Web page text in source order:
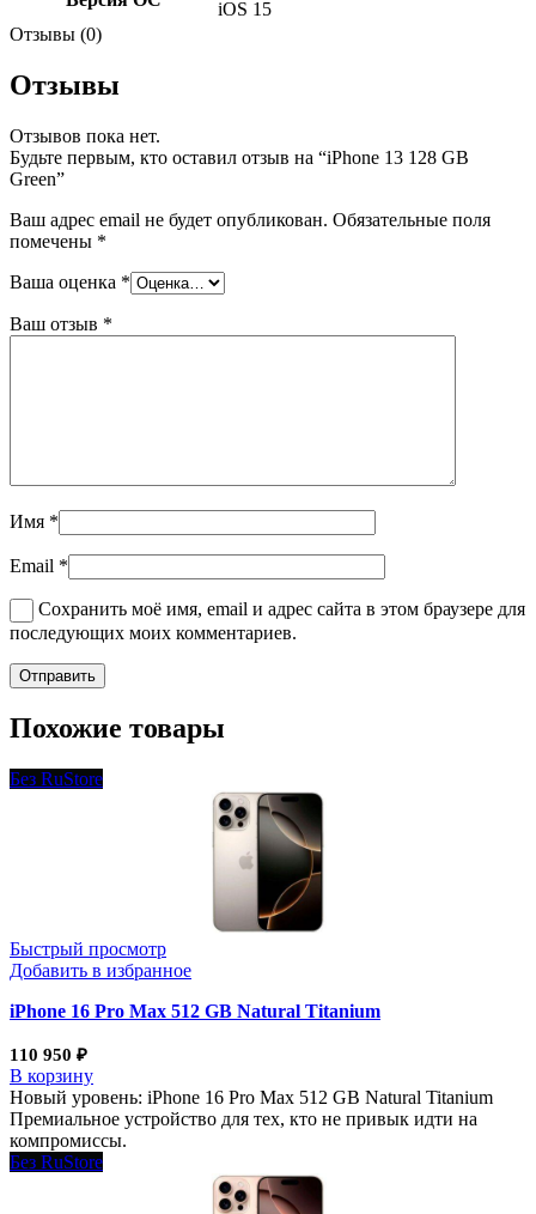
iOS 15
Отзывы (0)
Отзывы
Отзывов пока нет.
Будьте первым, кто оставил отзыв на “iPhone 13 128 GB
Green”
Ваш адрес email не будет опубликован. Обязательные поля
помечены *
Ваша оценка *
Ваш отзыв *
Имя *
Email *
Сохранить моё имя, email и адрес сайта в этом браузере для
последующих моих комментариев.
Похожие товары
Без RuStore
Быстрый просмотр
Добавить в избранное
iPhone 16 Pro Max 512 GB Natural Titanium
110 950 ₽
В корзину
Новый уровень: iPhone 16 Pro Max 512 GB Natural Titanium
Премиальное устройство для тех, кто не привык идти на
компромиссы.
Без RuStore